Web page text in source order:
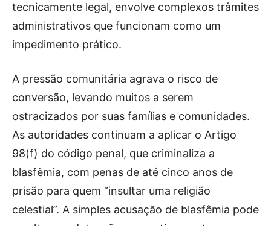
tecnicamente legal, envolve complexos trâmites
administrativos que funcionam como um
impedimento prático.
A pressão comunitária agrava o risco de
conversão, levando muitos a serem
ostracizados por suas famílias e comunidades.
As autoridades continuam a aplicar o Artigo
98(f) do código penal, que criminaliza a
blasfêmia, com penas de até cinco anos de
prisão para quem “insultar uma religião
celestial”. A simples acusação de blasfêmia pode